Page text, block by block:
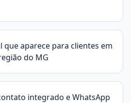
que aparece para clientes em
do MG
integrado e WhatsApp